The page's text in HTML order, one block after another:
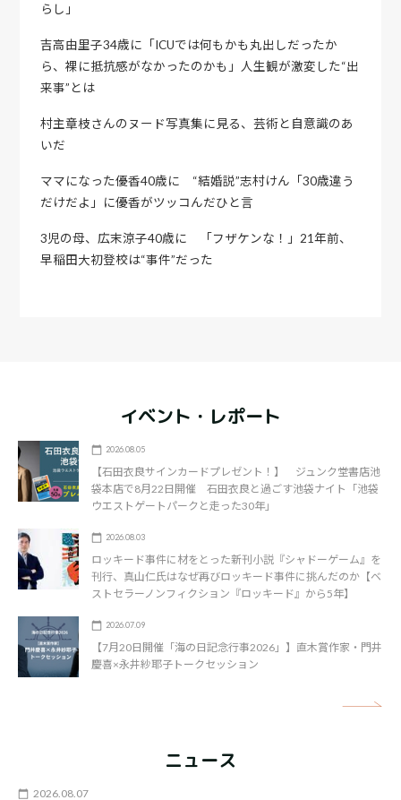
らし」
吉高由里子34歳に「ICUでは何もかも丸出しだったか
ら、裸に抵抗感がなかったのかも」人生観が激変した“出
来事”とは
村主章枝さんのヌード写真集に見る、芸術と自意識のあ
いだ
ママになった優香40歳に “結婚説”志村けん「30歳違う
だけだよ」に優香がツッコんだひと言
3児の母、広末涼子40歳に 「フザケンな！」21年前、
早稲田大初登校は“事件”だった
イベント・レポート
2026.08.05
【石田衣良サインカードプレゼント！】 ジュンク堂書店池
袋本店で8月22日開催 石田衣良と過ごす池袋ナイト「池袋
ウエストゲートパークと走った30年」
2026.08.03
ロッキード事件に材をとった新刊小説『シャドーゲーム』を
刊行、真山仁氏はなぜ再びロッキード事件に挑んだのか【ベ
ストセラーノンフィクション『ロッキード』から5年】
2026.07.09
【7月20日開催「海の日記念行事2026」】直木賞作家・門井
慶喜×永井紗耶子トークセッション
ニュース
2026.08.07